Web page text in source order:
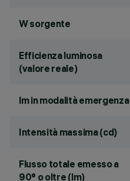
W sorgente
Efficienza luminosa
(valore reale)
lm in modalità emergenza
Intensità massima (cd)
Flusso totale emesso a
90° o oltre (lm)